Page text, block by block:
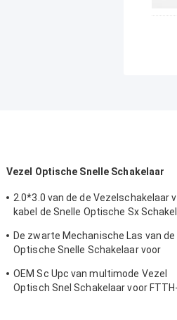
Vezel Optische Snelle Schakelaar
2.0*3.0 van de de Vezelschakelaar
kabel de Snelle Optische Sx
De zwarte Mechanische Las van de
Optische Snelle Schakelaar voor
OEM Sc Upc van multimode Vezel
Optisch Snel Schakelaar voor FTTH-